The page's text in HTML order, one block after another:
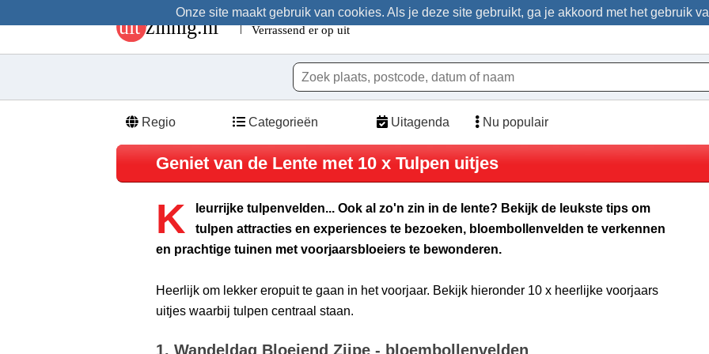
Onze site maakt gebruik van cookies. Als je deze site gebruikt, ga je akkoord met het gebruik
Regio Categorieën Uitagenda Nu populair
Geniet van de Lente met 10 x Tulpen uitjes
K
leurrijke tulpenvelden... Ook al zo'n zin in de lente? Bekijk de leukste tips om
tulpen attracties en experiences te bezoeken, bloembollenvelden te verkennen
en prachtige tuinen met voorjaarsbloeiers te bewonderen.
Heerlijk om lekker eropuit te gaan in het voorjaar. Bekijk hieronder 10 x heerlijke voorjaars
uitjes waarbij tulpen centraal staan.
1. Wandeldag Bloeiend Zijpe - bloembollenvelden